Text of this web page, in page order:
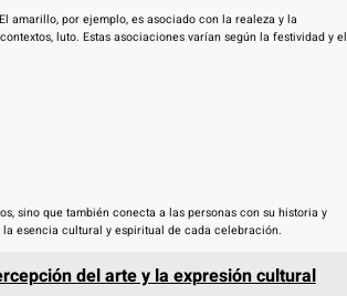
amarillo, por ejemplo, es asociado con la realeza y la
luto. Estas asociaciones varían según la festividad y el
sino que también conecta a las personas con su historia y
esencia cultural y espiritual de cada celebración.
del arte y la expresión cultural